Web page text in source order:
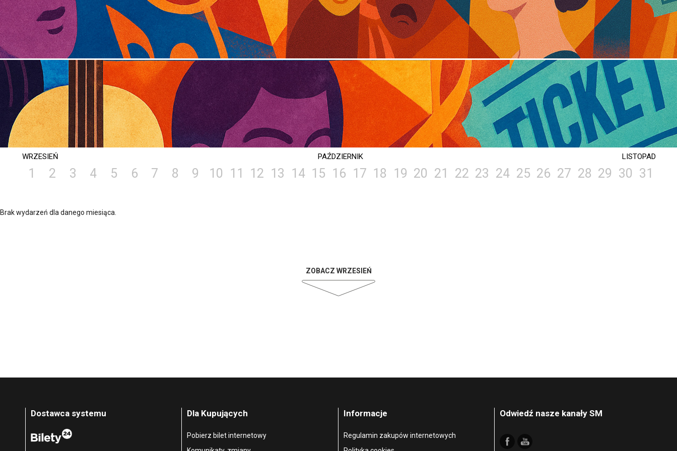
WRZESIEŃ PAŹDZIERNIK LISTOPAD
1 2 3 4 5 6 7 8 9 10 11 12 13 14 15 16 17 18 19 20 21 22 23 24 25 26 27 28 29 30 31
Brak wydarzeń dla danego miesiąca.
ZOBACZ WRZESIEŃ
Dostawca systemu Dla Kupujących
Pobierz bilet internetowy
Informacje
Regulamin zakupów internetowych
Odwiedź nasze kanały SM